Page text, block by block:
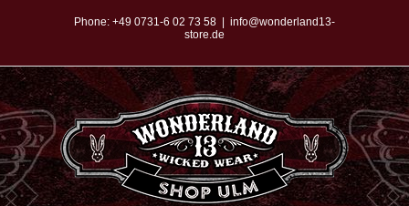
springen
Phone: +49 0731-6 02 73 58
info@wonderland13-
store.de